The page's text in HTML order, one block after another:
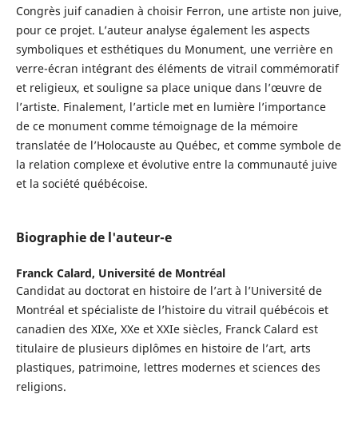
Congrès juif canadien à choisir Ferron, une artiste non juive,
pour ce projet. L’auteur analyse également les aspects
symboliques et esthétiques du Monument, une verrière en
verre-écran intégrant des éléments de vitrail commémoratif
et religieux, et souligne sa place unique dans l’œuvre de
l’artiste. Finalement, l’article met en lumière l’importance
de ce monument comme témoignage de la mémoire
translatée de l’Holocauste au Québec, et comme symbole de
la relation complexe et évolutive entre la communauté juive
et la société québécoise.
Biographie de l'auteur-e
Franck Calard, Université de Montréal
Candidat au doctorat en histoire de l’art à l’Université de
Montréal et spécialiste de l’histoire du vitrail québécois et
canadien des XIXe, XXe et XXIe siècles, Franck Calard est
titulaire de plusieurs diplômes en histoire de l’art, arts
plastiques, patrimoine, lettres modernes et sciences des
religions.